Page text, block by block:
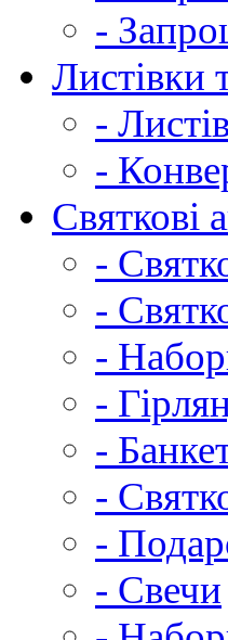
-
Листівки
-
-
Святкові
-
-
-
-
-
-
-
- Свечи